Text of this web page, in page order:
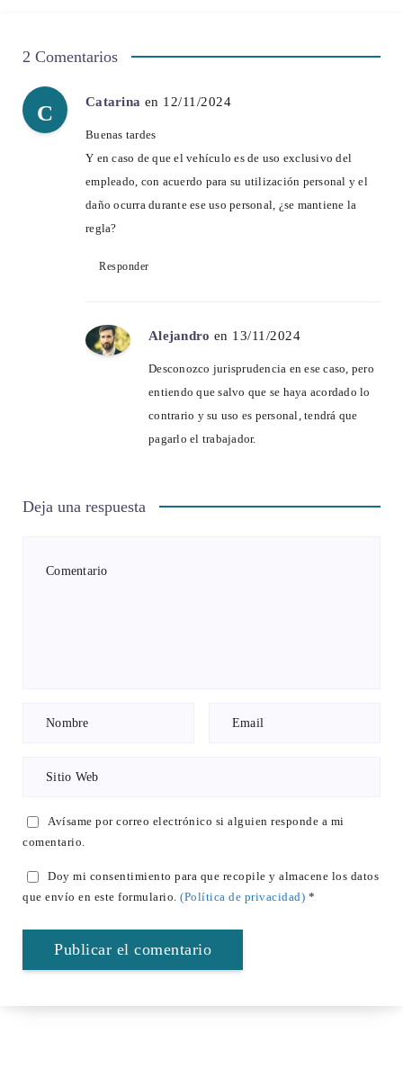
2 Comentarios
C Catarina en 12/11/2024
Buenas tardes
Y en caso de que el vehículo es de uso exclusivo del
empleado, con acuerdo para su utilización personal y el
daño ocurra durante ese uso personal, ¿se mantiene la
regla?
Responder
Alejandro en 13/11/2024
Desconozco jurisprudencia en ese caso, pero
entiendo que salvo que se haya acordado lo
contrario y su uso es personal, tendrá que
pagarlo el trabajador.
Deja una respuesta
Avísame por correo electrónico si alguien responde a mi
comentario.
Doy mi consentimiento para que recopile y almacene los datos
que envío en este formulario. (Política de privacidad) *